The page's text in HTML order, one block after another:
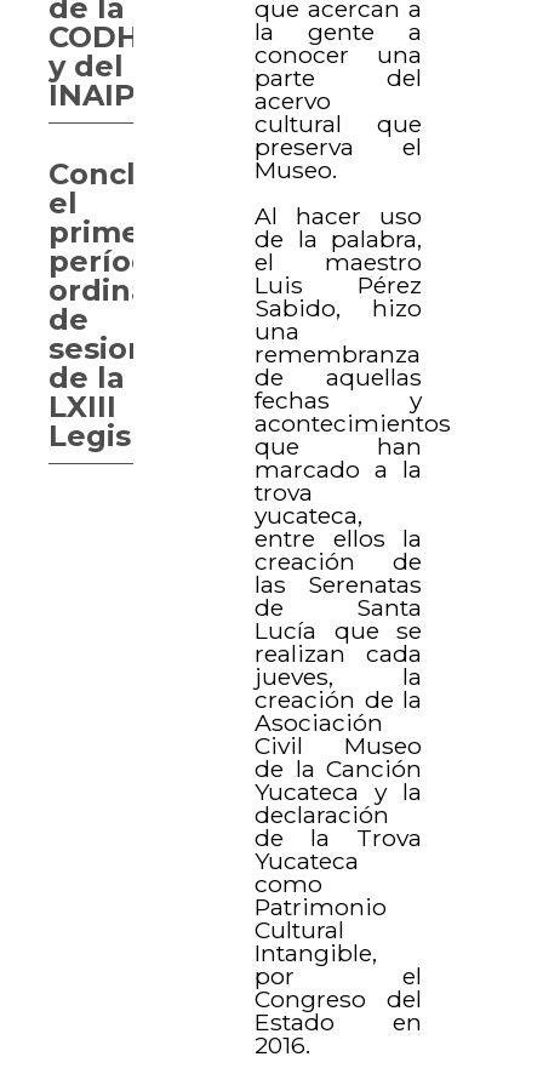
que acercan a
la gente a
conocer una
parte del
acervo
cultural que
preserva el
Museo.
Al hacer uso
de la palabra,
el maestro
Luis Pérez
Sabido, hizo
una
remembranza
de aquellas
fechas y
acontecimientos
que han
marcado a la
trova
yucateca,
entre ellos la
creación de
las Serenatas
de Santa
Lucía que se
realizan cada
jueves, la
creación de la
Asociación
Civil Museo
de la Canción
Yucateca y la
declaración
de la Trova
Yucateca
como
Patrimonio
Cultural
Intangible,
por el
Congreso del
Estado en
2016.
de la
CODHEY
y del
INAIP
Concluye
el
primer
período
ordinario
de
sesiones
de la
LXIII
Legislatura